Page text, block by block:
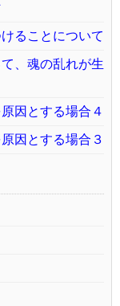
ることについて
、魂の乱れが生
因とする場合４
因とする場合３